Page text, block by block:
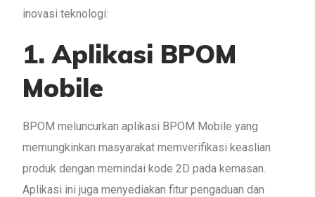
inovasi teknologi:
1. Aplikasi BPOM
Mobile
BPOM meluncurkan aplikasi BPOM Mobile yang
memungkinkan masyarakat memverifikasi keaslian
produk dengan memindai kode 2D pada kemasan.
Aplikasi ini juga menyediakan fitur pengaduan dan